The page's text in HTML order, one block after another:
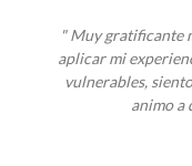
" Muy gratificante
aplicar mi
vulnerables,
animo a